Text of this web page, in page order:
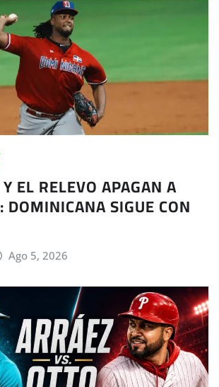
EL RELEVO APAGAN A
DOMINICANA SIGUE CON
Ago 5, 2026